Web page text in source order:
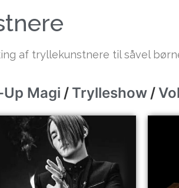
af tryllekunstnere til såvel
Magi / Trylleshow /